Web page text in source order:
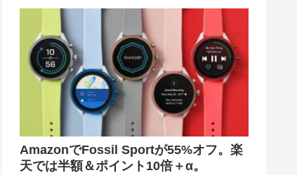
AmazonでFossil Sportが55%オフ。楽
天では半額＆ポイント10倍＋α。